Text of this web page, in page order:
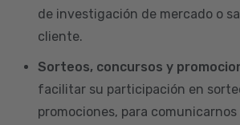
de investigación de mercado o
cliente.
Sorteos, concursos y
facilitar su participación en
promociones, para